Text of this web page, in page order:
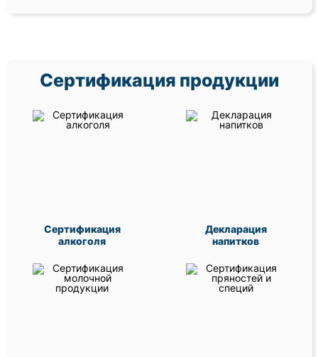
Сертификация продукции
Сертификация
алкоголя
Декларация
напитков